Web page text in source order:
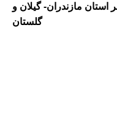
سراسر استان مازندران- گیلان و
گلستان